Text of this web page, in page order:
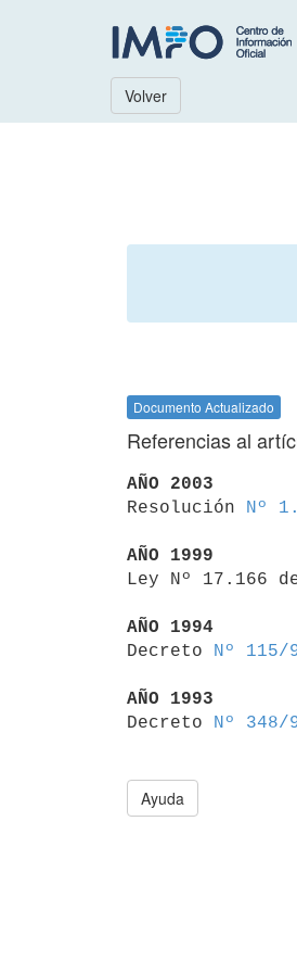
Volver
Documento Actualizado
Referencias al
AÑO 2003
Resolución
Nº
AÑO 1999
Ley Nº 17.166
AÑO 1994
Decreto
Nº 115/
AÑO 1993
Decreto
Nº 348/
Ayuda